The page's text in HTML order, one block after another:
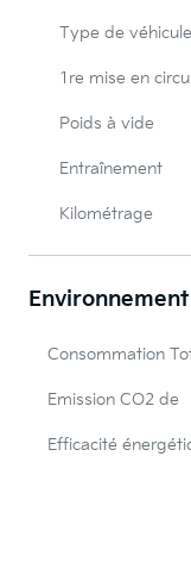
Type de véhicule
1re mise en
Poids à vide
Entraînement
Kilométrage
Consommation
Emission CO2 de
Efficacité